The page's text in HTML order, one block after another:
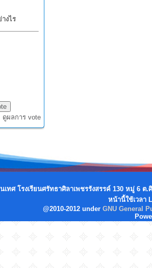
งไร
ดูผลการ vote
เทศ โรงเรียนศรัทธาศิลาเพชรรังสรรค์ 130 หมู่ 6
หน้านี้ใช้เวลา
@2010-2012 under GNU General